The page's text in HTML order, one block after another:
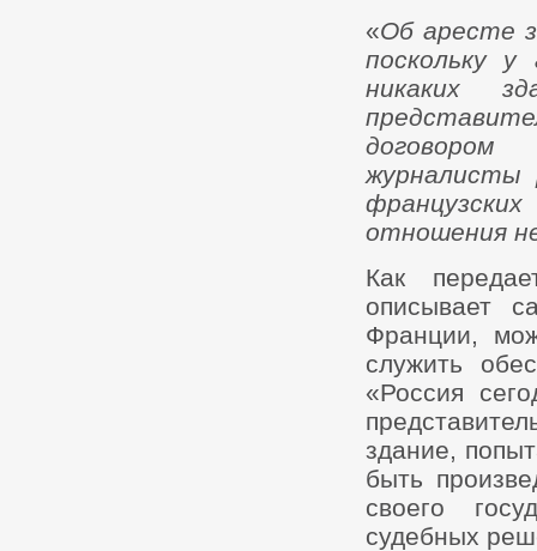
«Об аресте
поскольку
никаких
отношения
Как
описывает
Франции,
служить
«Россия
здание,
быть
своего
судебных